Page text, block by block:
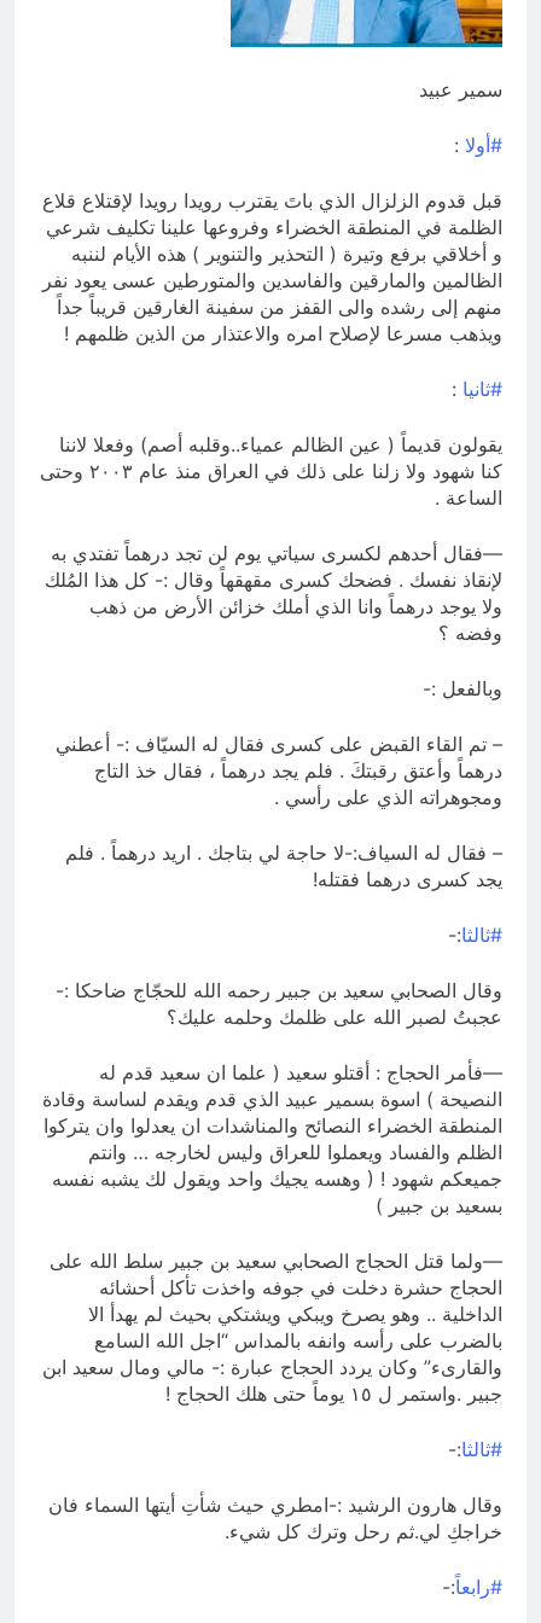
سمير عبيد
#أولا :
قبل قدوم الزلزال الذي باتَ يقترب رويدا رويدا لإقتلاع قلاع
الظلمة في المنطقة الخضراء وفروعها علينا تكليف شرعي
و أخلاقي برفع وتيرة ( التحذير والتنوير ) هذه الأيام لننبه
الظالمين والمارقين والفاسدين والمتورطين عسى يعود نفر
منهم إلى رشده والى القفز من سفينة الغارقين قريباً جداً
ويذهب مسرعا لإصلاح امره والاعتذار من الذين ظلمهم !
#ثانيا :
يقولون قديماً ( عين الظالم عمياء..وقلبه أصم) وفعلا لاننا
كنا شهود ولا زلنا على ذلك في العراق منذ عام ٢٠٠٣ وحتى
الساعة .
—فقال أحدهم لكسرى سياتي يوم لن تجد درهماً تفتدي به
لإنقاذ نفسك . فضحك كسرى مقهقهاً وقال :- كل هذا المُلك
ولا يوجد درهماً وانا الذي أملك خزائن الأرض من ذهب
وفضه ؟
وبالفعل :-
– تم القاء القبض على كسرى فقال له السيّاف :- أعطني
درهماً وأعتق رقبتكَ . فلم يجد درهماً ، فقال خذ التاج
ومجوهراته الذي على رأسي .
– فقال له السياف:-لا حاجة لي بتاجك . اريد درهماً . فلم
يجد كسرى درهما فقتله!
#ثالثا:-
وقال الصحابي سعيد بن جبير رحمه الله للحجّاج ضاحكا :-
عجبتُ لصبر الله على ظلمك وحلمه عليك؟
—فأمر الحجاج : أقتلو سعيد ( علما ان سعيد قدم له
النصيحة ) اسوة بسمير عبيد الذي قدم ويقدم لساسة وقادة
المنطقة الخضراء النصائح والمناشدات ان يعدلوا وان يتركوا
الظلم والفساد ويعملوا للعراق وليس لخارجه … وانتم
جميعكم شهود ! ( وهسه يجيك واحد ويقول لك يشبه نفسه
بسعيد بن جبير )
—ولما قتل الحجاج الصحابي سعيد بن جبير سلط الله على
الحجاج حشرة دخلت في جوفه واخذت تأكل أحشائه
الداخلية .. وهو يصرخ ويبكي ويشتكي بحيث لم يهدأ الا
بالضرب على رأسه وانفه بالمداس “اجل الله السامع
والقارىء” وكان يردد الحجاج عبارة :- مالي ومال سعيد ابن
جبير .واستمر ل ١٥ يوماً حتى هلك الحجاج !
#ثالثا:-
وقال هارون الرشيد :-امطري حيث شأتِ أيتها السماء فان
خراجكِ لي.ثم رحل وترك كل شيء.
#رابعاً:-